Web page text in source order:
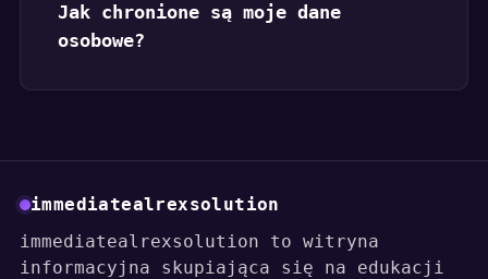
Jak chronione są moje dane
osobowe?
immediatealrexsolution
immediatealrexsolution to witryna
informacyjna skupiająca się na edukacji